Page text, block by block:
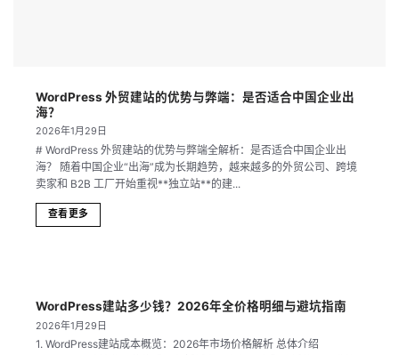
WordPress 外贸建站的优势与弊端：是否适合中国企业出
海？
2026年1月29日
# WordPress 外贸建站的优势与弊端全解析：是否适合中国企业出
海？ 随着中国企业“出海”成为长期趋势，越来越多的外贸公司、跨境
卖家和 B2B 工厂开始重视**独立站**的建...
查看更多
WordPress建站多少钱？2026年全价格明细与避坑指南
2026年1月29日
1. WordPress建站成本概览：2026年市场价格解析 总体介绍